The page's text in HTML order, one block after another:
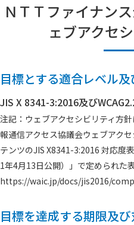
ＮＴＴファイナン
ェブアクセ
目標とする適合レベル
JIS X 8341-3:2016及び
注記：ウェブアクセシビリティ方
報通信アクセス協議会ウェブアク
テンツのJIS X8341-3:2016 対応度
1年4月13日公開）」で定められた
https://waic.jp/docs/jis2016/
目標を達成する期限及